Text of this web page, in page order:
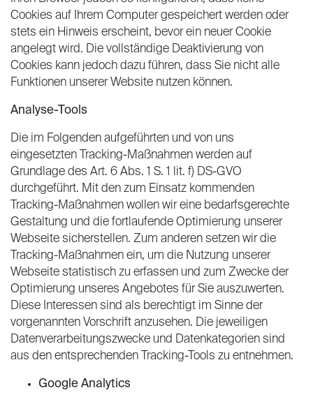
Cookies auf Ihrem Computer gespeichert werden oder
stets ein Hinweis erscheint, bevor ein neuer Cookie
angelegt wird. Die vollständige Deaktivierung von
Cookies kann jedoch dazu führen, dass Sie nicht alle
Funktionen unserer Website nutzen können.
Analyse-Tools
Die im Folgenden aufgeführten und von uns
eingesetzten Tracking-Maßnahmen werden auf
Grundlage des Art. 6 Abs. 1 S. 1 lit. f) DS-GVO
durchgeführt. Mit den zum Einsatz kommenden
Tracking-Maßnahmen wollen wir eine bedarfsgerechte
Gestaltung und die fortlaufende Optimierung unserer
Webseite sicherstellen. Zum anderen setzen wir die
Tracking-Maßnahmen ein, um die Nutzung unserer
Webseite statistisch zu erfassen und zum Zwecke der
Optimierung unseres Angebotes für Sie auszuwerten.
Diese Interessen sind als berechtigt im Sinne der
vorgenannten Vorschrift anzusehen. Die jeweiligen
Datenverarbeitungszwecke und Datenkategorien sind
aus den entsprechenden Tracking-Tools zu entnehmen.
Google Analytics